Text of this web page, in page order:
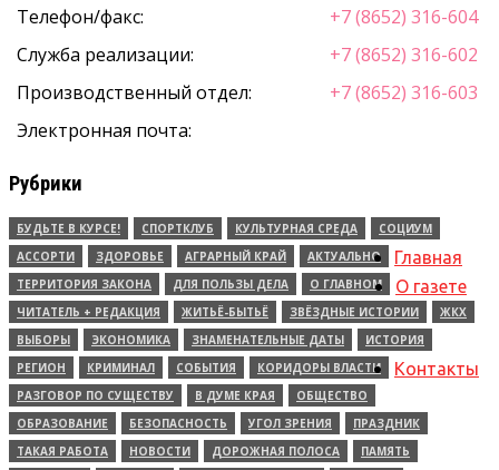
Телефон/факс:
+7 (8652) 316-604
Служба реализации:
+7 (8652) 316-602
Производственный отдел:
+7 (8652) 316-603
Электронная почта:
Рубрики
БУДЬТЕ В КУРСЕ! СПОРТКЛУБ КУЛЬТУРНАЯ СРЕДА
СОЦИУМ
АССОРТИ
ЗДОРОВЬЕ АГРАРНЫЙ КРАЙ
АКТУАЛЬНО
ТЕРРИТОРИЯ ЗАКОНА
ДЛЯ ПОЛЬЗЫ ДЕЛА
О ГЛАВНОМ
ЧИТАТЕЛЬ + РЕДАКЦИЯ
ЖИТЬЁ-БЫТЬЁ ЗВЁЗДНЫЕ ИСТОРИИ
ЖКХ
ВЫБОРЫ
ЭКОНОМИКА ЗНАМЕНАТЕЛЬНЫЕ ДАТЫ
ИСТОРИЯ
РЕГИОН
КРИМИНАЛ СОБЫТИЯ
КОРИДОРЫ ВЛАСТИ
РАЗГОВОР ПО СУЩЕСТВУ
В ДУМЕ КРАЯ
ОБЩЕСТВО
ОБРАЗОВАНИЕ
БЕЗОПАСНОСТЬ УГОЛ ЗРЕНИЯ
ПРАЗДНИК
ТАКАЯ РАБОТА
НОВОСТИ ДОРОЖНАЯ ПОЛОСА ПАМЯТЬ
Главная
О газете
Контакты